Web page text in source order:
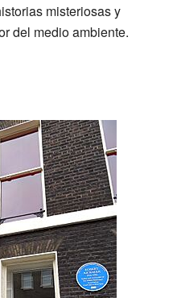
misteriosas y
del medio ambiente.